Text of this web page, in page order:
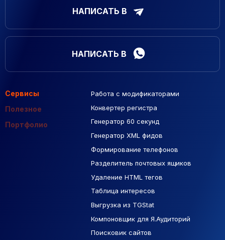
НАПИСАТЬ В
НАПИСАТЬ В
Сервисы
Полезное
Портфолио
Работа с модификаторами
Конвертер регистра
Генератор 60 секунд
Генератор XML фидов
Формирование телефонов
Разделитель почтовых ящиков
Удаление HTML тегов
Таблица интересов
Выгрузка из TGStat
Компоновщик для Я.Аудиторий
Поисковик сайтов
Подборка сайтов
Макеты Figma
База Яндекс Карты
РСЯ площадки
Созданные сайты
Контекстная реклама